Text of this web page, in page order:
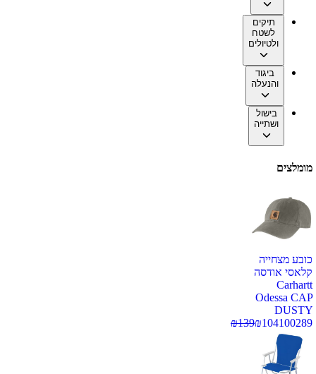
תיקים
לשטח
ולטיולים
ביגוד
והנעלה
בישול
ושתייה
מומלצים
כובע מצחייה
קלאסי אודסה
Carhartt
Odessa CAP
DUSTY
100289
₪104
₪139